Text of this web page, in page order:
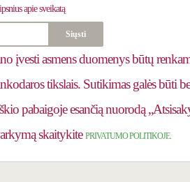
apie sveikatą
įvesti asmens duomenys būtų
tikslais. Sutikimas galės būti
pabaigoje esančią nuorodą
skaitykite PRIVATUMO POLITIKOJE.